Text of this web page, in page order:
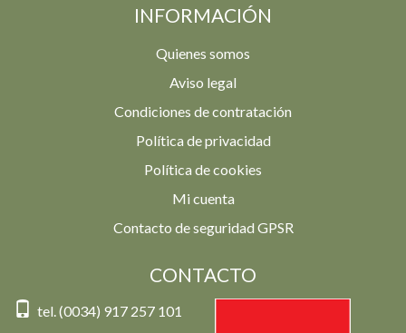
INFORMACIÓN
Quienes somos
Aviso legal
Condiciones de contratación
Política de privacidad
Política de cookies
Mi cuenta
Contacto de seguridad GPSR
CONTACTO
tel. (0034) 917 257 101